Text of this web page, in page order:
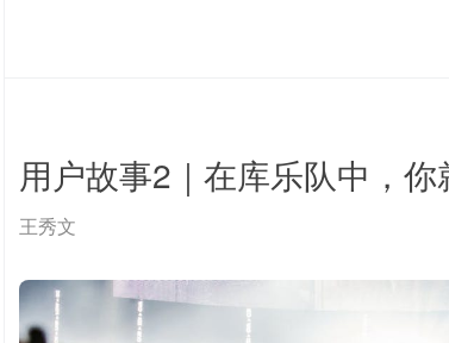
用户故事2｜在库乐队中，
王秀文